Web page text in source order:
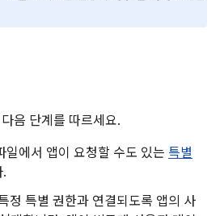
음 단계를 따르세요.
일에서 앱이 요청할 수도 있는 특별
정 특별 권한과 연결되도록 앱의 사